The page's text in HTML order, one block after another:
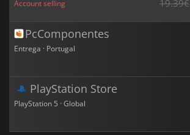
Account selling 19.39€
PcComponentes
Entrega · Portugal
PlayStation Store
PlayStation 5 · Global